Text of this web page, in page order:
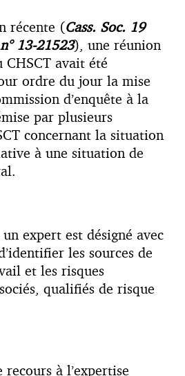
récente (Cass. Soc. 19
13-21523), une réunion
avait été
ordre du jour la mise
d’enquête à la
par plusieurs
concernant la situation
à une situation de
expert est désigné avec
les sources de
et les risques
qualifiés de risque
à l’expertise